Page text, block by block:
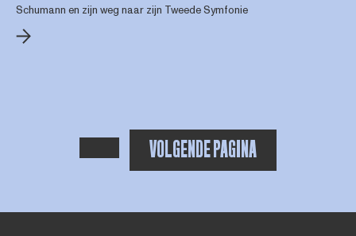
Schumann en zijn weg naar zijn Tweede Symfonie
VORIGE PAGINAVOLGENDE PAGINA